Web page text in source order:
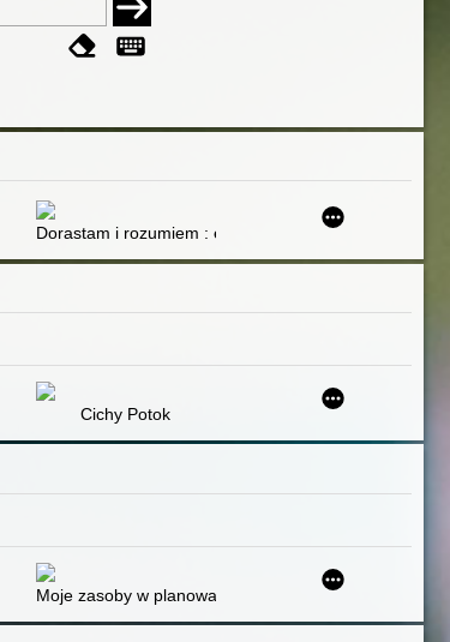
času
Dorastam i rozumiem : edukacja zdrowotna :
Cichy Potok
realiami
Moje zasoby w planowaniu kariery zawodowej :